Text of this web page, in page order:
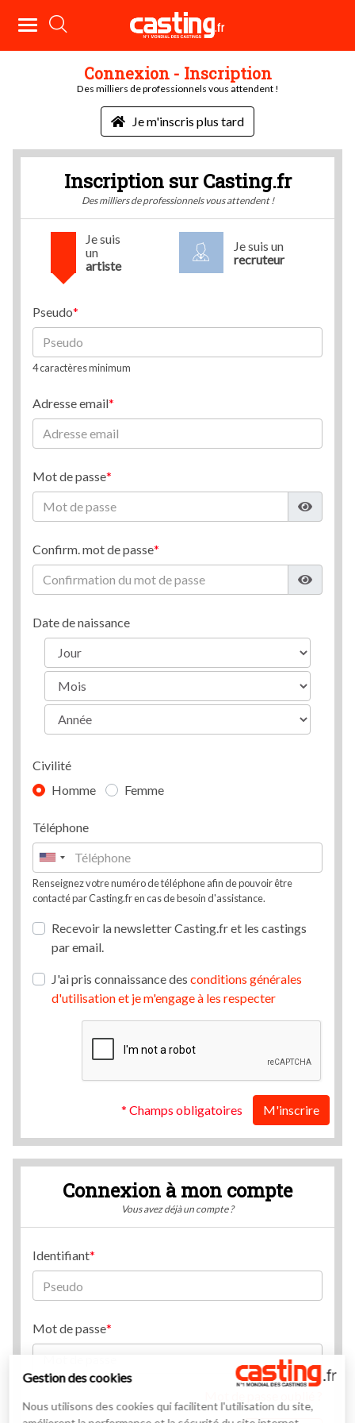
Connexion - Inscription
Des milliers de professionnels vous attendent !
Je m'inscris plus tard
Inscription sur Casting.fr
Des milliers de professionnels vous attendent !
Je suis
un
artiste
Je suis un
recruteur
Pseudo
4 caractères minimum
Adresse email
Mot de passe
Confirm. mot de passe
Date de naissance
Civilité
Homme
Femme
Téléphone
Renseignez votre numéro de téléphone afin de pouvoir être
contacté par Casting.fr en cas de besoin d'assistance.
Recevoir la newsletter Casting.fr et les castings
par email.
J'ai pris connaissance des conditions générales
d'utilisation et je m'engage à les respecter
* Champs obligatoires M'inscrire
Connexion à mon compte
Vous avez déjà un compte ?
Identifiant
Mot de passe
Gestion des cookies
Nous utilisons des cookies qui facilitent l'utilisation du site,